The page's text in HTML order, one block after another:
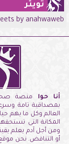
تويتر
by anahwaweb
أنا حوا منصة
بمصداقية تامة
العالم وكل ما يهم
المكانة التى
ومن أجل آدم يعلم
أو التناقض. نحن